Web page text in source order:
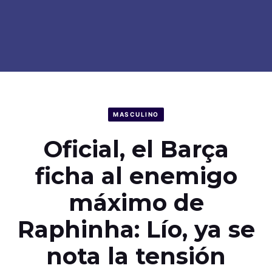
MASCULINO
Oficial, el Barça
ficha al enemigo
máximo de
Raphinha: Lío, ya se
nota la tensión